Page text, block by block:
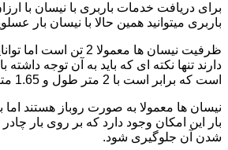
برای دریافت خدمات باربری با نیسان با
باربری میتوانید همین حالا با نیسان بار
ظرفیت نیسان ها معمولا 2
دارند تنها نکته ای که باید به آن توجه داشته
است که برابر است با 2 متر طول و 1.65 متر عرض.
نیسان ها معمولا به صورت روباز هستند
بار این امکان وجود دارد که بر روی بار
شدن آن جلوگیری شود.